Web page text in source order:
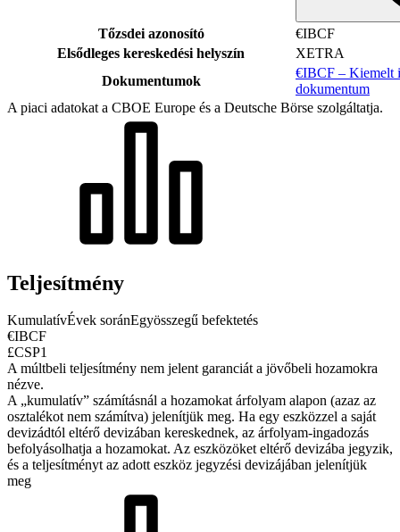
Tőzsdei azonosító
€IBCF
Elsődleges kereskedési helyszín
XETRA
Dokumentumok
€IBCF – Kiemelt
dokumentum
A piaci adatokat a CBOE Europe és a Deutsche Börse szolgáltatja.
Teljesítmény
KumulatívÉvek soránEgyösszegű befektetés
€IBCF
£CSP1
A múltbeli teljesítmény nem jelent garanciát a jövőbeli hozamokra
nézve.
A „kumulatív” számításnál a hozamokat árfolyam alapon (azaz az
osztalékot nem számítva) jelenítjük meg. Ha egy eszközzel a saját
devizádtól eltérő devizában kereskednek, az árfolyam-ingadozás
befolyásolhatja a hozamokat. Az eszközöket eltérő devizába jegyzik,
és a teljesítményt az adott eszköz jegyzési devizájában jelenítjük
meg